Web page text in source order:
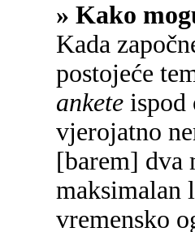
» Kako
Kada
postojeće
ankete ispod
vjerojatno
[barem] dva
maksimalan
vremensko